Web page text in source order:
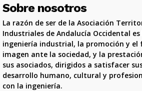
Sobre nosotros
La razón de ser de la Asociación
Industriales de Andalucía Occidental
ingeniería industrial, la promoción y el
imagen ante la sociedad, y la
sus asociados, dirigidos a satisfacer
desarrollo humano, cultural y
con la ingeniería.